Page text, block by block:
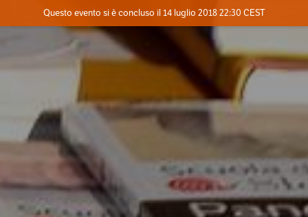
Dove
Contatta l'organizzatore
Questo evento si è concluso il 14 luglio 2018 22:30 CEST